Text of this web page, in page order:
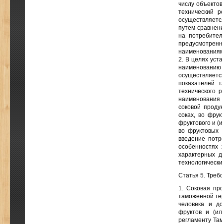
числу
технический
путем
на
2. В целях
показателей
соковой
соках, во
фруктового и
во
введение
характерных
Статья 5.
1. Соковая
таможенной
человека и
фруктов и
регламенту